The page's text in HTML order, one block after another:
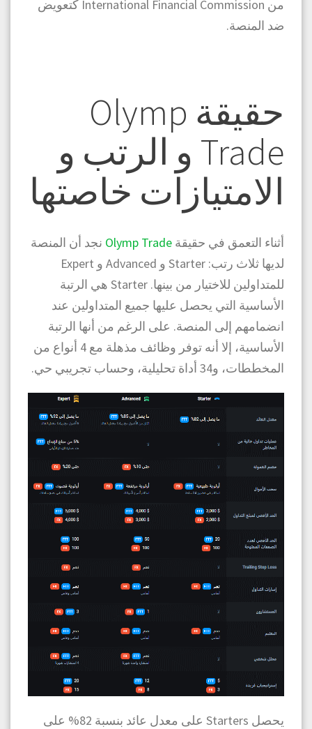
من International Financial Commission كتعويض
ضد المنصة.
حقيقة Olymp
Trade و الرتب و
الامتيازات خاصتها
أثناء التعمق في حقيقة Olymp Trade نجد أن المنصة
لديها ثلاث رتب: Starter و Advanced و Expert
للمتداولين للاختيار من بينها. Starter هي الرتبة
الأساسية التي يحصل عليها جميع المتداولين عند
انضمامهم إلى المنصة. على الرغم من أنها الرتبة
الأساسية، إلا أنه توفر وظائف مذهلة مع 4 أنواع من
المخططات، و34 أداة تحليلية، وحساب تجريبي حي.
يحصل Starters على معدل عائد بنسبة 82% على